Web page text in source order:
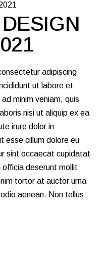
adipiscing
ut labore et
minim veniam, quis
nisi ut aliquip ex ea
irure dolor in
esse cillum dolore eu
sint occaecat cupidatat
officia deserunt mollit
tortor at auctor urna
aenean. Non tellus